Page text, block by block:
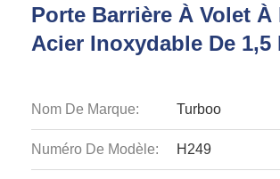
Porte Barrière À Volet À
Acier Inoxydable De 1,5
Nom De Marque: Turboo
Numéro De Modèle: H249